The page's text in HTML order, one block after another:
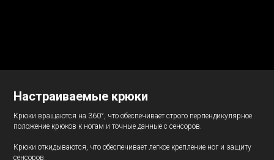
Настраиваемые крюки
Крюки вращаются на 360°, что обеспечивает строго перпендикулярное
положение крюков к ногам и точные данные с сенсоров.
Крюки откидываются, что обеспечивает легкое крепление ног и защиту
сенсоров.